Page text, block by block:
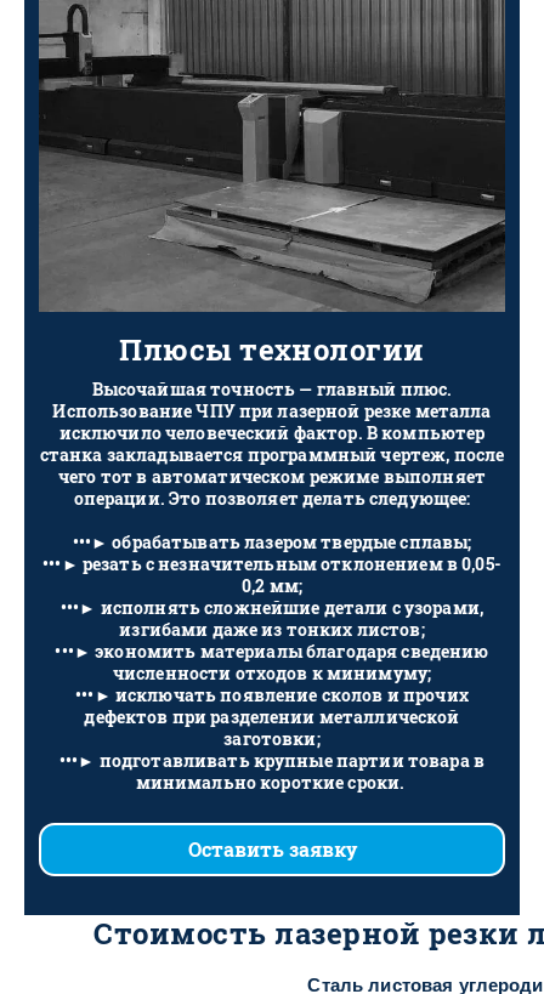
Плюсы технологии
Высочайшая точность — главный плюс.
Использование ЧПУ при лазерной резке металла
исключило человеческий фактор. В компьютер
станка закладывается программный чертеж, после
чего тот в автоматическом режиме выполняет
операции. Это позволяет делать следующее:
•••​​​​​​​► обрабатывать лазером твердые сплавы;
•••​​​​​​​► резать с незначительным отклонением в 0,05-
0,2 мм;
•••​​​​​​​► исполнять сложнейшие детали с узорами,
изгибами даже из тонких листов;
•••​​​​​​​► экономить материалы благодаря сведению
численности отходов к минимуму;
•••​​​​​​​► исключать появление сколов и прочих
дефектов при разделении металлической
заготовки;
•••​​​​​​​► подготавливать крупные партии товара в
минимально короткие сроки.
Оставить заявку
Стоимость лазерной резки
Сталь листовая